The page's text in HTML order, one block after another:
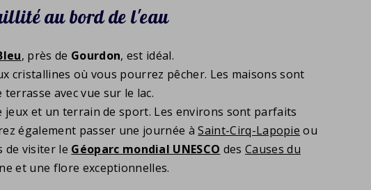
au bord de l'eau
, près de Gourdon, est idéal.
cristallines où vous pourrez pêcher. Les maisons sont
avec vue sur le lac.
jeux et un terrain de sport. Les environs sont parfaits
également passer une journée àSaint-Cirq-Lapopie ou
de visiter le Géoparc mondial UNESCO des Causes du
et une flore exceptionnelles.